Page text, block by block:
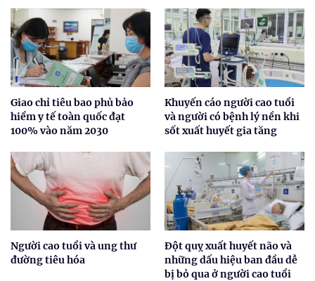
Giao chỉ tiêu bao phủ bảo
hiểm y tế toàn quốc đạt
100% vào năm 2030
Khuyến cáo người cao tuổi
và người có bệnh lý nền khi
sốt xuất huyết gia tăng
Người cao tuổi và ung thư
đường tiêu hóa
Đột quỵ xuất huyết não và
những dấu hiệu ban đầu dễ
bị bỏ qua ở người cao tuổi